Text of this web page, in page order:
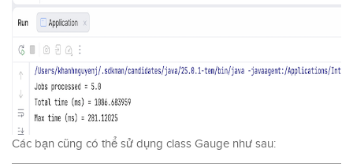
Các bạn cũng có thể sử dụng class Gauge như sau: